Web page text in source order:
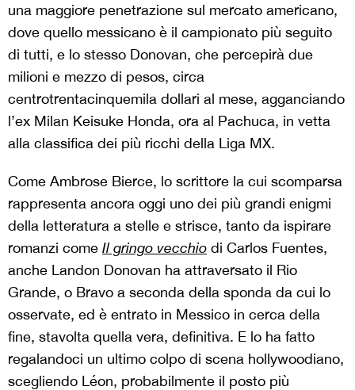
una maggiore penetrazione sul mercato americano,
dove quello messicano è il campionato più seguito
di tutti, e lo stesso Donovan, che percepirà due
milioni e mezzo di pesos, circa
centrotrentacinquemila dollari al mese, agganciando
l’ex Milan Keisuke Honda, ora al Pachuca, in vetta
alla classifica dei più ricchi della Liga MX.
Come Ambrose Bierce, lo scrittore la cui scomparsa
rappresenta ancora oggi uno dei più grandi enigmi
della letteratura a stelle e strisce, tanto da ispirare
romanzi come Il gringo vecchio di Carlos Fuentes,
anche Landon Donovan ha attraversato il Rio
Grande, o Bravo a seconda della sponda da cui lo
osservate, ed è entrato in Messico in cerca della
fine, stavolta quella vera, definitiva. E lo ha fatto
regalandoci un ultimo colpo di scena hollywoodiano,
scegliendo Léon, probabilmente il posto più